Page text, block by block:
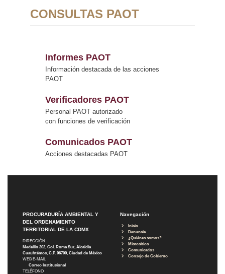
CONSULTAS PAOT
Informes PAOT
Información destacada de las acciones
PAOT
Verificadores PAOT
Personal PAOT autorizado
con funciones de verificación
Comunicados PAOT
Acciones destacadas PAOT
PROCURADURÍA AMBIENTAL Y
DEL ORDENAMIENTO
TERRITORIAL DE LA CDMX
DIRECCIÓN
Medellín 202, Col. Roma Sur, Alcaldía
Cuauhtémoc, C.P. 06700, Ciudad de México
WEB E-MAIL
Correo Institucional
TELÉFONO
Navegación
Inicio
Denuncia
¿Quiénes somos?
Micrositios
Comunicados
Consejo de Gobierno